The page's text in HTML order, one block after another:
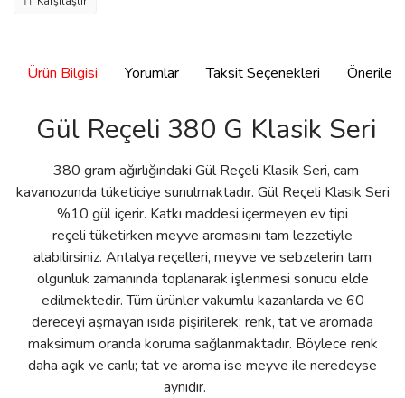
Ürün Bilgisi Yorumlar Taksit Seçenekleri
Gül Reçeli 380 G Klasik Seri
380 gram ağırlığındaki Gül Reçeli Klasik Seri, cam
kavanozunda tüketiciye sunulmaktadır. Gül Reçeli Klasik Seri
%10 gül içerir. Katkı maddesi içermeyen ev tipi
reçeli tüketirken meyve aromasını tam lezzetiyle
alabilirsiniz. Antalya reçelleri, meyve ve sebzelerin tam
olgunluk zamanında toplanarak işlenmesi sonucu elde
edilmektedir. Tüm ürünler vakumlu kazanlarda ve 60
dereceyi aşmayan ısıda pişirilerek; renk, tat ve aromada
maksimum oranda koruma sağlanmaktadır. Böylece renk
daha açık ve canlı; tat ve aroma ise meyve ile neredeyse
aynıdır.